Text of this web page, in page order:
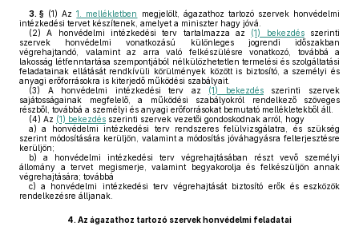
3. § (1) Az1. mellékletben
megjelölt, ágazathoz tartozó szervek honvédelmi
intézkedési tervet készítenek, amelyet a miniszter hagy jóvá.
(2) A honvédelmi intézkedési terv tartalmazza az (1) bekezdésszerinti
szervek honvédelmi vonatkozású különleges jogrendi időszakban
végrehajtandó, valamint az arra való felkészülésre vonatkozó, továbbá a
lakosság létfenntartása szempontjából nélkülözhetetlen termelési és szolgáltatási
feladatainak ellátását rendkívüli körülmények között is biztosító, a személyi és
anyagi erőforrásokra is kiterjedő működési szabályait.
(3) A honvédelmi intézkedési terv az (1) bekezdésszerinti szervek
sajátosságainak megfelelő, a működési szabályokról rendelkező szöveges
részből, továbbá a személyi és anyagi erőforrásokat bemutató mellékletekből áll.
(4) Az (1) bekezdés szerinti szervek vezetői gondoskodnak arról, hogy
a) a honvédelmi intézkedési terv rendszeres felülvizsgálatra, és szükség
szerint módosítására kerüljön, valamint a módosítás jóváhagyásra felterjesztésre
kerüljön;
b) a honvédelmi intézkedési terv végrehajtásában részt vevő személyi
állomány a tervet megismerje, valamint begyakorolja és felkészüljön annak
végrehajtására; továbbá
c) a honvédelmi intézkedési terv végrehajtását biztosító erők és eszközök
rendelkezésre álljanak.
4. Az ágazathoz tartozó szervek honvédelmi feladatai